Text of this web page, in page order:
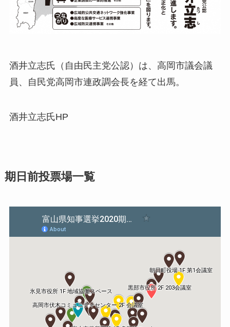
酒井立志氏（自由民主党公認）は、高岡市議会議
員、自民党高岡市連政調会長を経て出馬。
酒井立志氏HP
期日前投票場一覧